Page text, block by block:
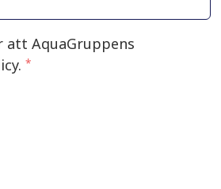
att AquaGruppens
*